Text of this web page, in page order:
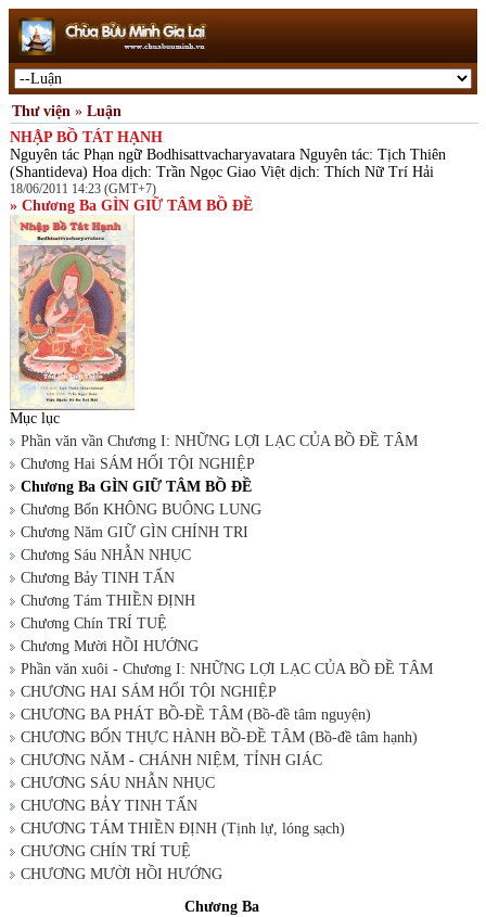
Thư viện » Luận
NHẬP BỒ TÁT HẠNH
Nguyên tác Phạn ngữ Bodhisattvacharyavatara Nguyên tác: Tịch Thiên
(Shantideva) Hoa dịch: Trần Ngọc Giao Việt dịch: Thích Nữ Trí Hải
18/06/2011 14:23 (GMT+7)
» Chương Ba GÌN GIỮ TÂM BỒ ĐỀ
Mục lục
Phần văn vần Chương I: NHỮNG LỢI LẠC CỦA BỒ ĐỀ TÂM
Chương Hai SÁM HỐI TỘI NGHIỆP
Chương Ba GÌN GIỮ TÂM BỒ ĐỀ
Chương Bốn KHÔNG BUÔNG LUNG
Chương Năm GIỮ GÌN CHÍNH TRI
Chương Sáu NHẪN NHỤC
Chương Bảy TINH TẤN
Chương Tám THIỀN ĐỊNH
Chương Chín TRÍ TUỆ
Chương Mười HỒI HƯỚNG
Phần văn xuôi - Chương I: NHỮNG LỢI LẠC CỦA BỒ ĐỀ TÂM
CHƯƠNG HAI SÁM HỐI TỘI NGHIỆP
CHƯƠNG BA PHÁT BỒ-ĐỀ TÂM (Bồ-đề tâm nguyện)
CHƯƠNG BỐN THỰC HÀNH BỒ-ĐỀ TÂM (Bồ-đề tâm hạnh)
CHƯƠNG NĂM - CHÁNH NIỆM, TỈNH GIÁC
CHƯƠNG SÁU NHẪN NHỤC
CHƯƠNG BẢY TINH TẤN
CHƯƠNG TÁM THIỀN ĐỊNH (Tịnh lự, lóng sạch)
CHƯƠNG CHÍN TRÍ TUỆ
CHƯƠNG MƯỜI HỒI HƯỚNG
Chương Ba